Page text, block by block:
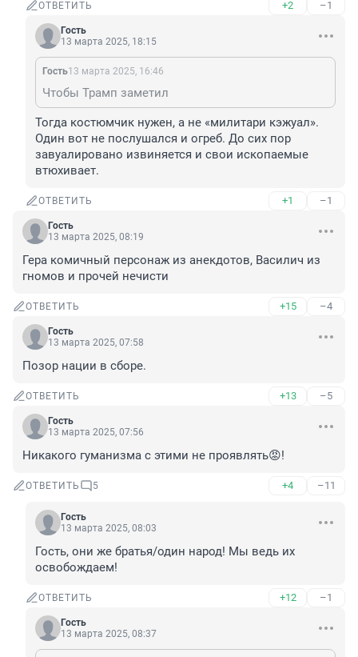
ОТВЕТИТЬ +2 –1
Гость
13 марта 2025, 18:15
Гость13 марта 2025, 16:46
Чтобы Трамп заметил
Тогда костюмчик нужен, а не «милитари кэжуал».
Один вот не послушался и огреб. До сих пор
завуалировано извиняется и свои ископаемые
втюхивает.
ОТВЕТИТЬ +1 –1
Гость
13 марта 2025, 08:19
Гера комичный персонаж из анекдотов, Василич из
гномов и прочей нечисти
ОТВЕТИТЬ +15 –4
Гость
13 марта 2025, 07:58
Позор нации в сборе.
ОТВЕТИТЬ +13 –5
Гость
13 марта 2025, 07:56
Никакого гуманизма с этими не проявлять😡!
ОТВЕТИТЬ 5 +4 –11
Гость
13 марта 2025, 08:03
Гость, они же братья/один народ! Мы ведь их
освобождаем!
ОТВЕТИТЬ +12 –1
Гость
13 марта 2025, 08:37